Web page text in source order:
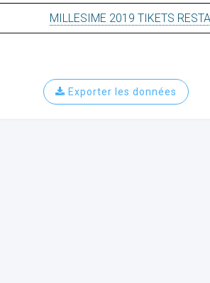
MILLESIME 2019 TIKETS
Exporter les données